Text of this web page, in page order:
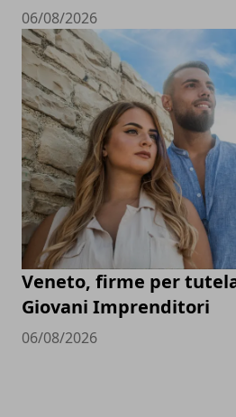
06/08/2026
Veneto, firme per
Giovani Imprenditori
06/08/2026